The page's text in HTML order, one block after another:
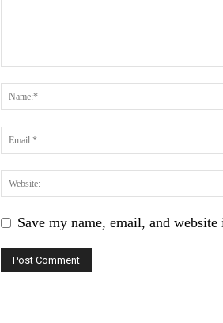
Save my name, email, and